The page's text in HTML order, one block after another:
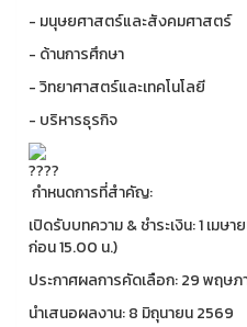
- มนุษยศาสตร์และสังคมศาสตร์
- ด้านการศึกษา
- วิทยาศาสตร์และเทคโนโลยี
- บริหารธุรกิจ
กำหนดการที่สำคัญ:
เปิดรับบทความ & ชำระเงิน: 1 เมษ
ก่อน 15.00 น.)
ประกาศผลการคัดเลือก: 29 พฤษ
นำเสนอผลงาน: 8 มิถุนายน 2569